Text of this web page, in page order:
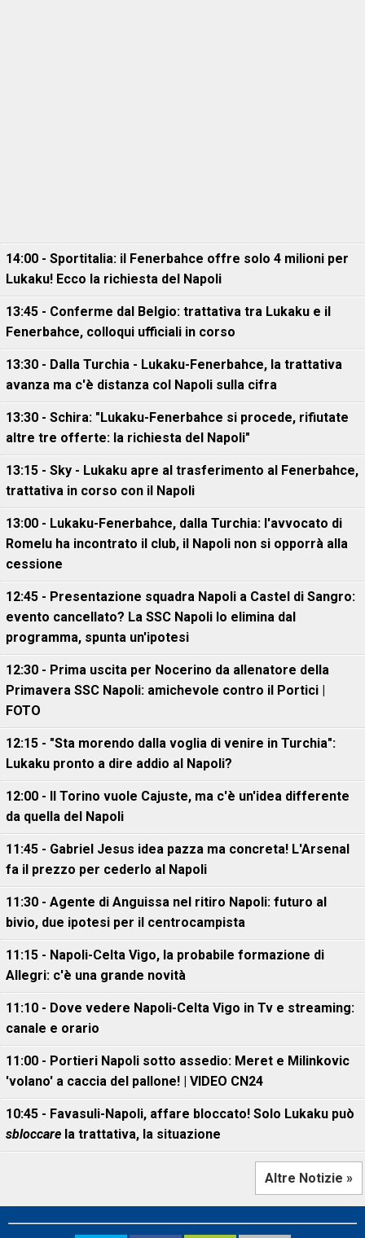
14:00 - Sportitalia: il Fenerbahce offre solo 4 milioni per
Lukaku! Ecco la richiesta del Napoli
13:45 - Conferme dal Belgio: trattativa tra Lukaku e il
Fenerbahce, colloqui ufficiali in corso
13:30 - Dalla Turchia - Lukaku-Fenerbahce, la trattativa
avanza ma c'è distanza col Napoli sulla cifra
13:30 - Schira: "Lukaku-Fenerbahce si procede, rifiutate
altre tre offerte: la richiesta del Napoli"
13:15 - Sky - Lukaku apre al trasferimento al Fenerbahce,
trattativa in corso con il Napoli
13:00 - Lukaku-Fenerbahce, dalla Turchia: l'avvocato di
Romelu ha incontrato il club, il Napoli non si opporrà alla
cessione
12:45 - Presentazione squadra Napoli a Castel di Sangro:
evento cancellato? La SSC Napoli lo elimina dal
programma, spunta un'ipotesi
12:30 - Prima uscita per Nocerino da allenatore della
Primavera SSC Napoli: amichevole contro il Portici |
FOTO
12:15 - "Sta morendo dalla voglia di venire in Turchia":
Lukaku pronto a dire addio al Napoli?
12:00 - Il Torino vuole Cajuste, ma c'è un'idea differente
da quella del Napoli
11:45 - Gabriel Jesus idea pazza ma concreta! L'Arsenal
fa il prezzo per cederlo al Napoli
11:30 - Agente di Anguissa nel ritiro Napoli: futuro al
bivio, due ipotesi per il centrocampista
11:15 - Napoli-Celta Vigo, la probabile formazione di
Allegri: c'è una grande novità
11:10 - Dove vedere Napoli-Celta Vigo in Tv e streaming:
canale e orario
11:00 - Portieri Napoli sotto assedio: Meret e Milinkovic
'volano' a caccia del pallone! | VIDEO CN24
10:45 - Favasuli-Napoli, affare bloccato! Solo Lukaku può
sbloccare la trattativa, la situazione
Altre Notizie »